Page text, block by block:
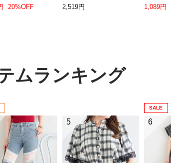
20%OFF 2,519円 1,089円
ムランキング
5
SALE
6